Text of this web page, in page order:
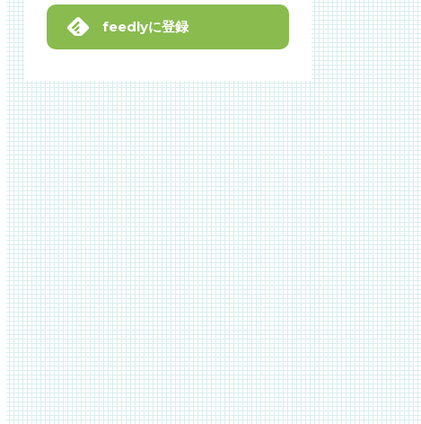
feedlyに登録